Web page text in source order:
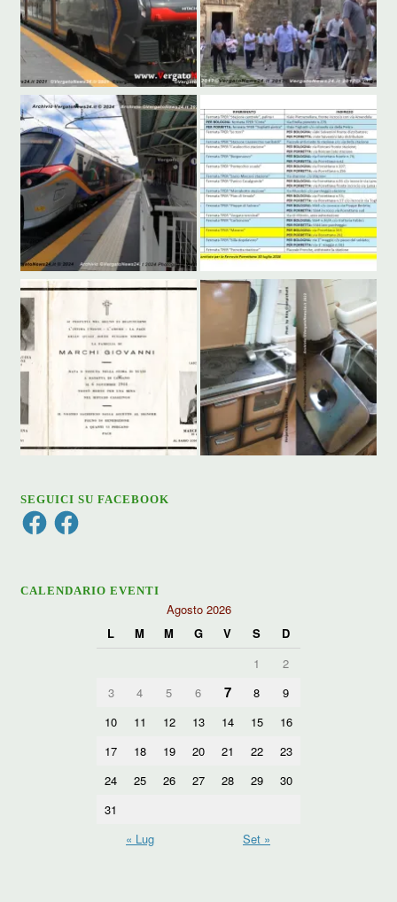
SEGUICI SU FACEBOOK
FacebookFacebook
CALENDARIO EVENTI
Agosto 2026
L
M M G V S
D
1
2
3
4 5 6 7 8
9
10
11 12 13 14 15
16
17
18 19 20 21 22
23
24
25 26 27 28 29
30
31
« Lug
Set »